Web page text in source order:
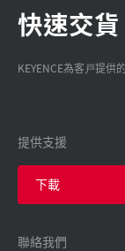
快速交
KEYENCE為客戸提供
提供支援
下載
聯絡我們